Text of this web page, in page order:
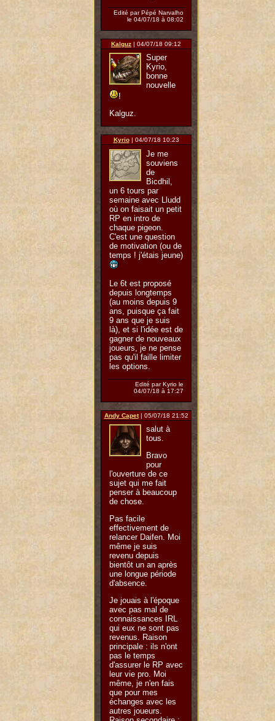
Edité par Pépé Narvalho
le 04/07/18 à 08:02
Kalguz | 04/07/18 09:12
Super
Kyrio,
bonne
nouvelle
!
Kalguz.
Kyrio| 04/07/18 10:23
Je me
souviens
de
Bicdhil,
un 6 tours par
semaine avec Lludd
où on faisait un petit
RP en intro de
chaque pigeon.
C'est une question
de motivation (ou de
temps ! j'étais jeune)
Le 6t est proposé
depuis longtemps
(au moins depuis 9
ans, puisque ça fait
9 ans que je suis
là), et si l'idée est de
gagner de nouveaux
joueurs, je ne pense
pas qu'il faille limiter
les options.
Edité par Kyrio le
04/07/18 à 17:27
Andy Capet| 05/07/18 21:52
salut à
tous.
Bravo
pour
l'ouverture de ce
sujet qui me fait
penser à beaucoup
de chose.
Pas facile
effectivement de
relancer Daifen. Moi
même je suis
revenu depuis
bientôt un an après
une longue période
d'absence.
Je jouais à l'époque
avec pas mal de
connaissances IRL
qui eux ne sont pas
revenus. Raison
principale : ils n'ont
pas le temps
d'assurer le RP avec
leur vie pro. Moi
même, je n'en fais
que pour mes
échanges avec les
autres joueurs.